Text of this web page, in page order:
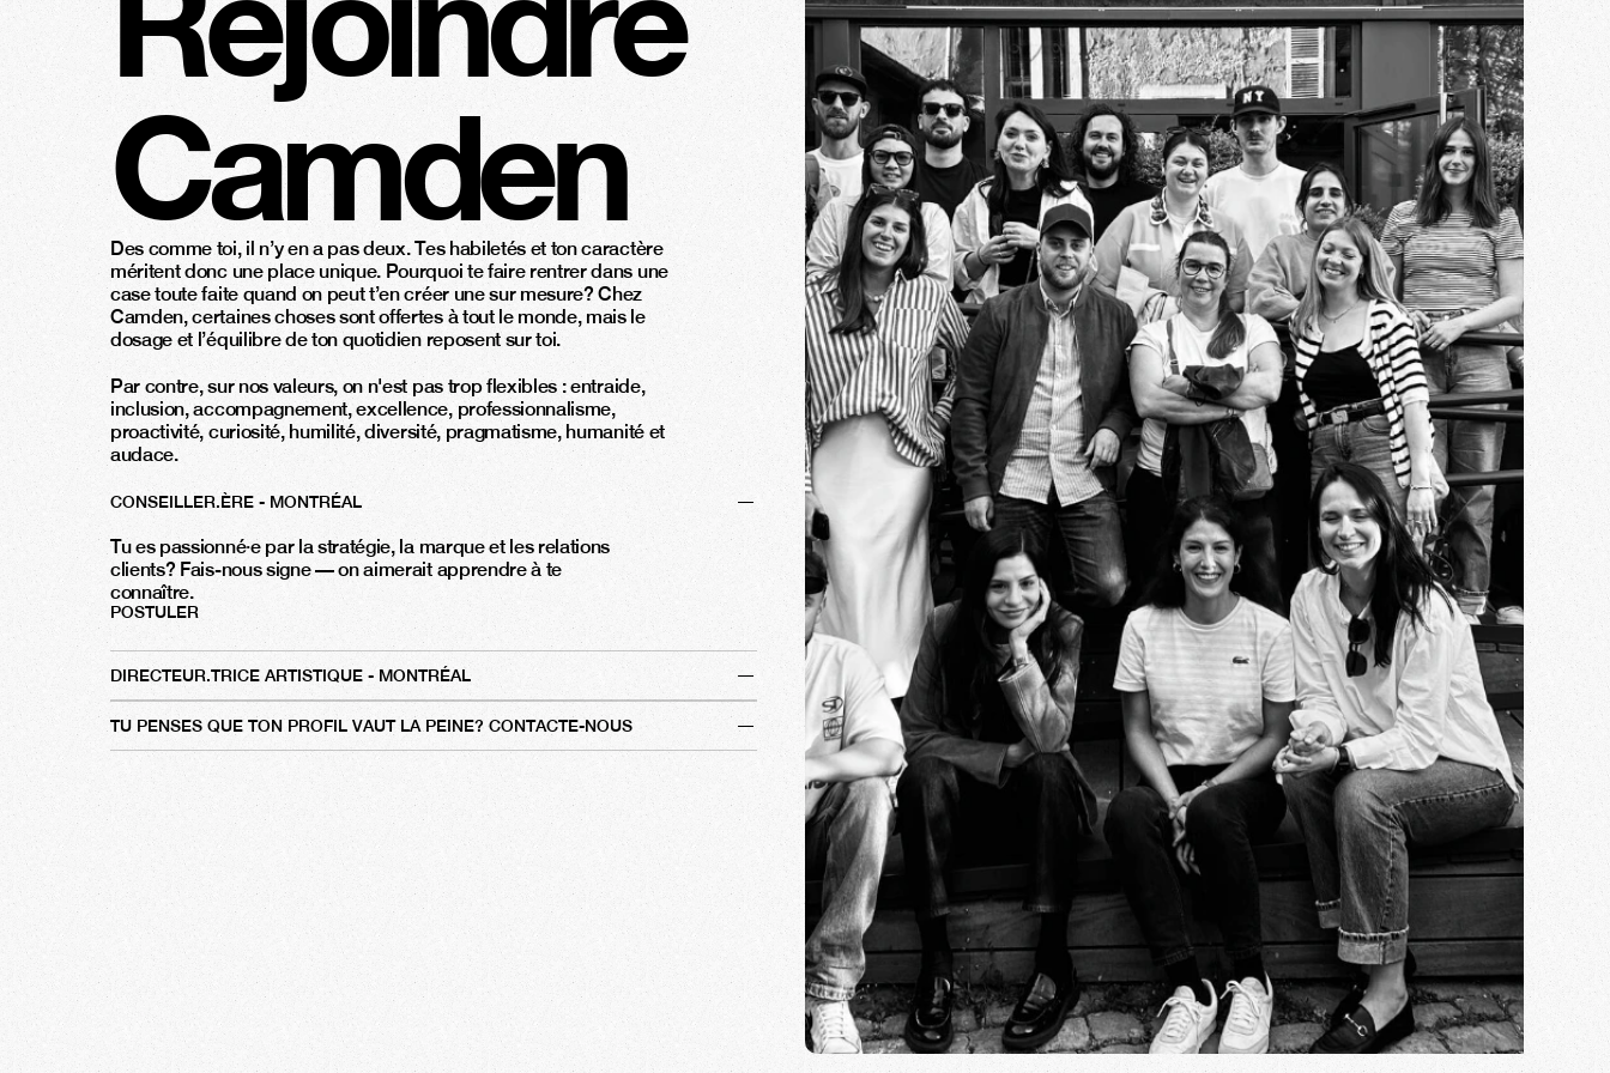
Camden
Des comme toi, il n’y en a pas deux. Tes habiletés et ton caractère
méritent donc une place unique. Pourquoi te faire rentrer dans une
case toute faite quand on peut t’en créer une sur mesure? Chez
Camden, certaines choses sont offertes à tout le monde, mais le
dosage et l’équilibre de ton quotidien reposent sur toi.
Par contre, sur nos valeurs, on n'est pas trop flexibles : entraide,
inclusion, accompagnement, excellence, professionnalisme,
proactivité, curiosité, humilité, diversité, pragmatisme, humanité et
audace.
CONSEILLER.ÈRE - MONTRÉAL
Tu es passionné·e par la stratégie, la marque et les relations
clients? Fais-nous signe — on aimerait apprendre à te
connaître.
POSTULER
DIRECTEUR.TRICE ARTISTIQUE - MONTRÉAL
TU PENSES QUE TON PROFIL VAUT LA PEINE? CONTACTE-NOUS